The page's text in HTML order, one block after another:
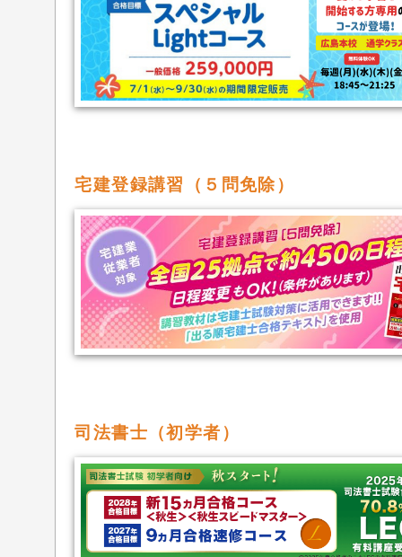
宅建登録講習（５問免除）
司法書士（初学者）